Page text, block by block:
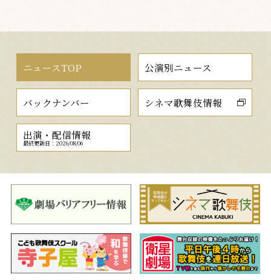
ニュースTOP 公演別ニュース
バックナンバー シネマ歌舞伎情報
出演・配信情報
最終更新日：2026/08/06